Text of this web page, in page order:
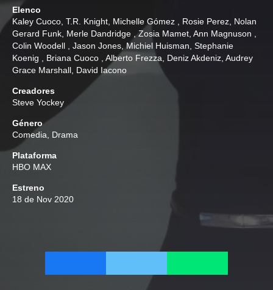
Elenco
Kaley Cuoco T.R. Knight Michelle Gómez Rosie Perez Nolan
Gerard Funk Merle Dandridge ,Zosia Mamet Ann Magnuson
Colin Woodell
Jason Jones Michiel Huisman Stephanie
Koenig
Briana Cuoco Alberto Frezza Deniz Akdeniz Audrey
Grace Marshall David Iacono
Creadores
Steve Yockey
Género
Comedia
Drama
Plataforma
HBO MAX
Estreno
18 de Nov 2020